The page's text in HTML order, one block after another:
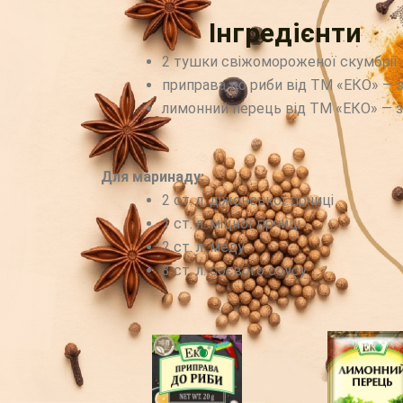
Інгредієнти
2 тушки свіжомороженої скумбрії
приправа до риби від ТМ «ЕКО» —
лимонний перець від ТМ «ЕКО» —
Для маринаду:
2 ст. л. діжонської гірчиці
1 ст. л. міцної гірчиці
2 ст. л. меду
3 ст. л. соєвого соусу